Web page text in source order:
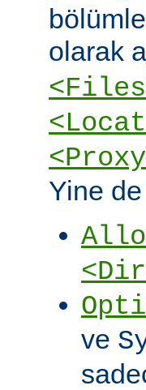
olarak
Yine
ve